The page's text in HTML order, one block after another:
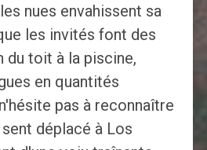
nues envahissent sa
les invités font des
du toit à la piscine,
en quantités
pas à reconnaître
déplacé à Los